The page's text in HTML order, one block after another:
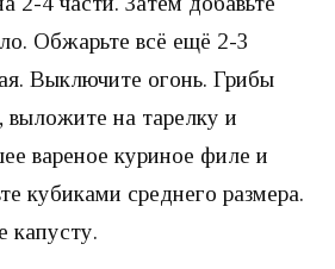
Обжарьте всё ещё 2-3
Выключите огонь. Грибы
выложите на тарелку и
вареное куриное филе и
кубиками среднего размера.
капусту.